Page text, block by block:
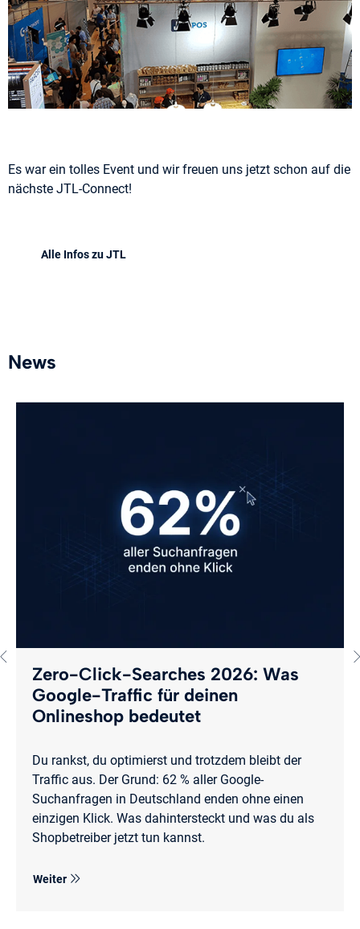
Es war ein tolles Event und wir freuen uns jetzt schon auf die
nächste JTL-Connect!
Alle Infos zu JTL
News
Zero-Click-Searches 2026: Was
Google-Traffic für deinen
Onlineshop bedeutet
Du rankst, du optimierst und trotzdem bleibt der
Traffic aus. Der Grund: 62 % aller Google-
Suchanfragen in Deutschland enden ohne einen
einzigen Klick. Was dahintersteckt und was du als
Shopbetreiber jetzt tun kannst.
Weiter